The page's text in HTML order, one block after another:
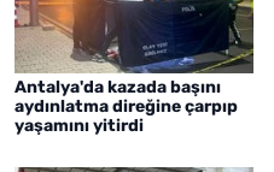
Antalya'da kazada başını
aydınlatma direğine çarpıp
yaşamını yitirdi